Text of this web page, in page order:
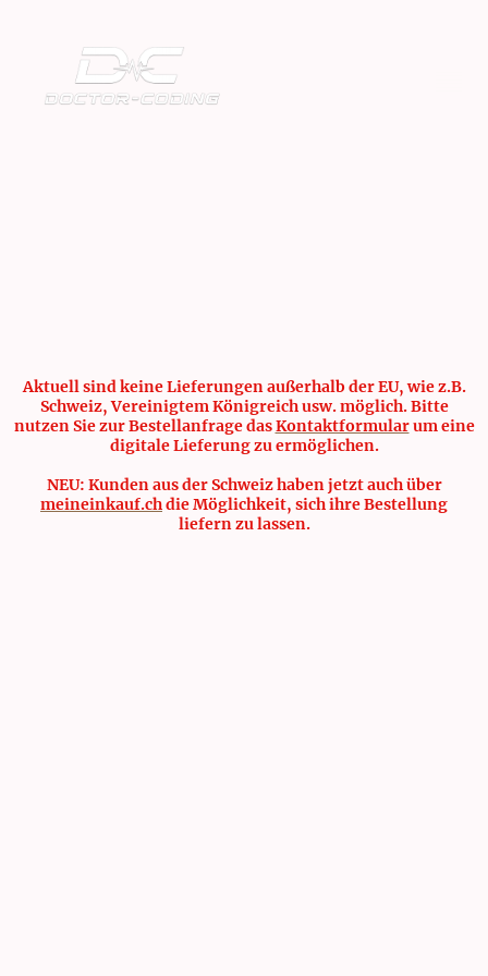
Aktuell sind keine Lieferungen außerhalb der EU, wie z.B.
Schweiz, Vereinigtem Königreich usw. möglich. Bitte
nutzen Sie zur Bestellanfrage dasKontaktformularum eine
digitale Lieferung zu ermöglichen.
NEU: Kunden aus der Schweiz haben jetzt auch über
meineinkauf.chdie Möglichkeit, sich ihre Bestellung
liefern zu lassen.